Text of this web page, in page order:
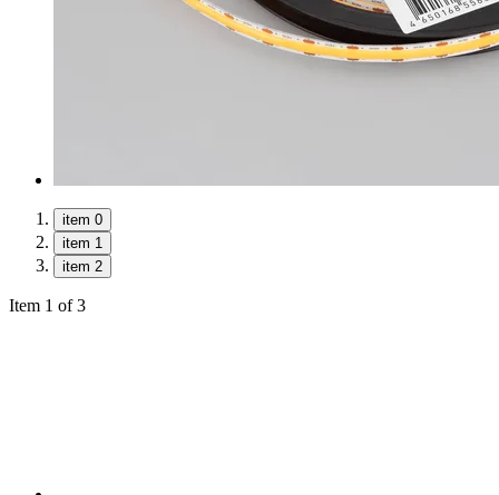
item 0
item 1
item 2
Item 1 of 3